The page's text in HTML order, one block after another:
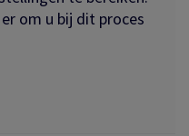
om u bij dit proces